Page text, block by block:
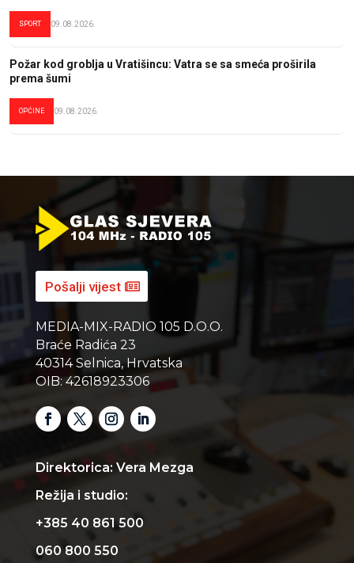
SPORT 09.08.2026.
Požar kod groblja u Vratišincu: Vatra se sa smeća proširila
prema šumi
OPĆINE 09.08.2026.
Pošalji vijest
MEDIA-MIX-RADIO 105 D.O.O.
Braće Radića 23
40314 Selnica, Hrvatska
OIB: 42618923306
Direktorica: Vera Mezga
Režija i studio:
+385 40 861 500
060 800 550